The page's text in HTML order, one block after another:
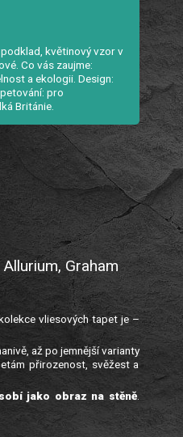
květinový vzor v
Co vás zaujme:
a ekologii. Design:
pro
Británie.
Graham
vliesových tapet je –
až po jemnější varianty
přirozenost, svěžest a
jako obraz na stěně.